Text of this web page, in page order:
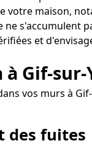
maison,
ne s'accumulent
et
Gif-
vos murs à
des fuites